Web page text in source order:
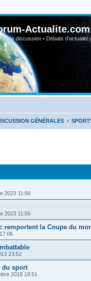
de discussion • Débats d'actualité
GÉNÉRALES
2023 11:56
2023 11:56
remportent la Coupe du
23:52
du sport
2018 19:51